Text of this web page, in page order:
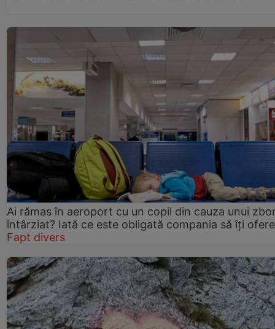
Ai rămas în aeroport cu un copil din cauza unui
întârziat? Iată ce este obligată compania să îți ofere
Fapt divers